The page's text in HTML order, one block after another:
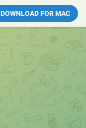
DOWNLOAD FOR MAC